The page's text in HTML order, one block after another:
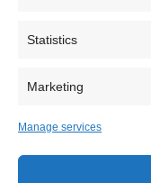
Statistics
Marketing
Manage services